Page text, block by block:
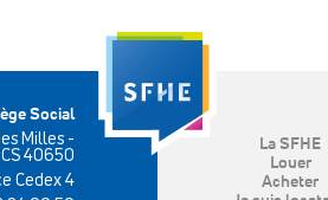
Social
Milles -
CS 40650
Cedex 4
La SFHE
Louer
Acheter